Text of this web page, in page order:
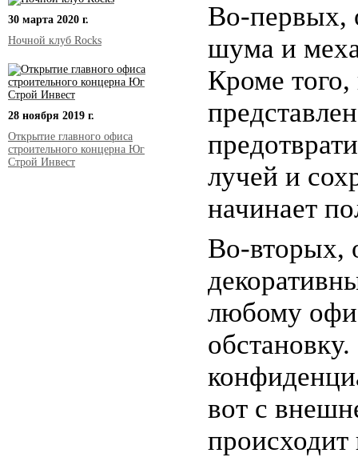
30 марта 2020 г.
Ночной клуб Rocks
28 ноября 2019 г.
Открытие главного офиса
строительного концерна Юг
Строй Инвест
Во-первых,
шума и
Кроме
лучей и
начинает
Во-вторых,
любому
вот с
происходит